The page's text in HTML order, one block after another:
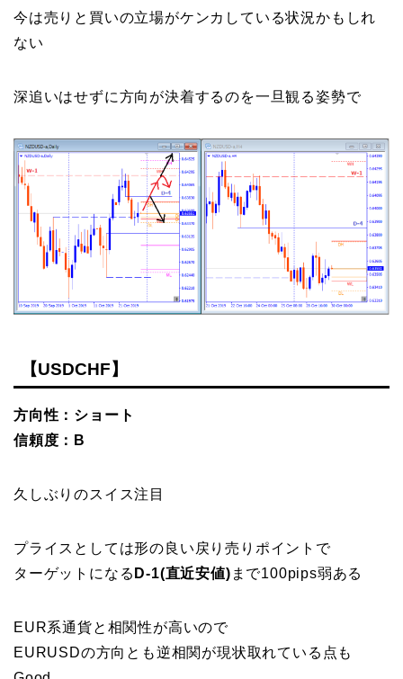
今は売りと買いの立場がケンカしている状況かもしれ
ない
深追いはせずに方向が決着するのを一旦観る姿勢で
【USDCHF】
方向性：ショート
信頼度：B
久しぶりのスイス注目
プライスとしては形の良い戻り売りポイントで
ターゲットになる D-1(直近安値) まで100pips弱ある
EUR系通貨と相関性が高いので
EURUSDの方向とも逆相関が現状取れている点も